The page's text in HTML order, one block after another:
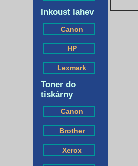
Inkoust lahev
Canon
HP
Lexmark
Toner do
tiskárny
Canon
Brother
Xerox